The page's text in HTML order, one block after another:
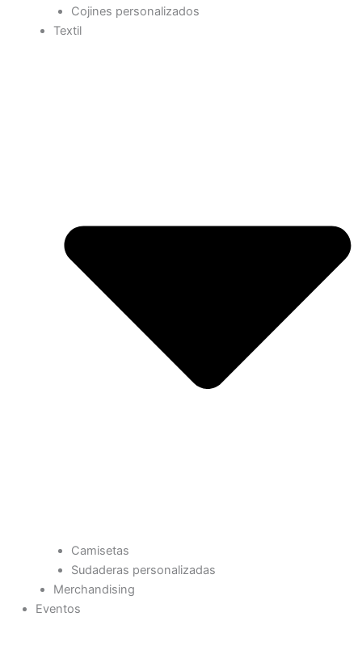
Cojines personalizados
Textil
Camisetas
Sudaderas personalizadas
Merchandising
Eventos